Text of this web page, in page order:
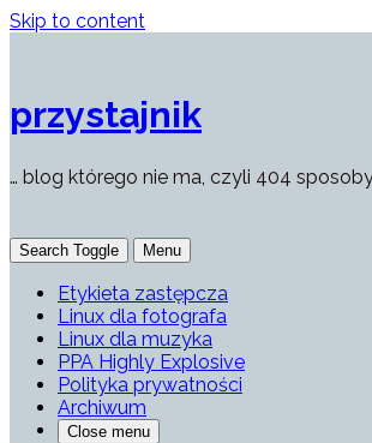
Skip to content
przystajnik
… blog którego nie ma, czyli 404
Search Toggle Menu
Etykieta zastępcza
Linux dla fotografa
Linux dla muzyka
PPA Highly Explosive
Polityka prywatności
Archiwum
Close menu